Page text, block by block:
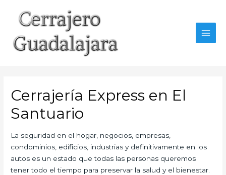
contenido
Cerrajería Express en El
Santuario
La seguridad en el hogar, negocios, empresas,
condominios, edificios, industrias y definitivamente en los
autos es un estado que todas las personas queremos
tener todo el tiempo para preservar la salud y el bienestar.